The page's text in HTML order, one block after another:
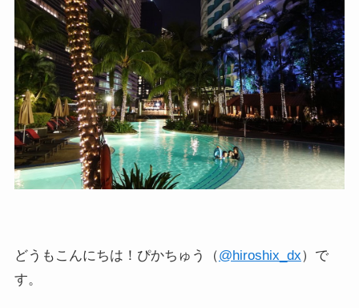
どうもこんにちは！ぴかちゅう（@hiroshix_dx）で
す。